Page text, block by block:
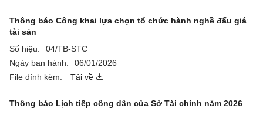
Thông báo Công khai lựa chọn tổ chức hành nghề đấu giá
tài sản
Số hiệu:
04/TB-STC
Ngày ban hành:
06/01/2026
File đính kèm:
Tải về
Thông báo Lịch tiếp công dân của Sở Tài chính năm 2026